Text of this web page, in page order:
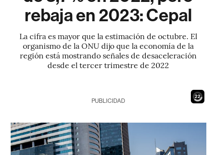
rebaja en 2023: Cepal
La cifra es mayor que la estimación de octubre. El
organismo de la ONU dijo que la economía de la
región está mostrando señales de desaceleración
desde el tercer trimestre de 2022
20
PUBLICIDAD